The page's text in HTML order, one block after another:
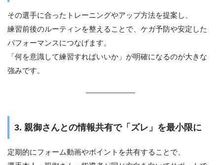
その選手に合ったトレーニングやアップ方法を提案し、
練習前後のルーティンを整えることで、ケガ予防や安定した
パフォーマンスにつなげます。
「何を意識して練習すればいいか」が明確になるのが大きな
強みです。
3. 親御さんとの情報共有で「ズレ」を最小限に
定期的にフォーム動画やポイントを共有することで、